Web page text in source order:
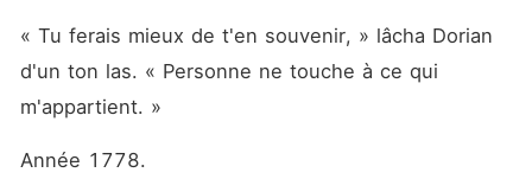
« Tu ferais mieux de t'en souvenir, » lâcha Dorian
d'un ton las. « Personne ne touche à ce qui
m'appartient. »
Année 1778.